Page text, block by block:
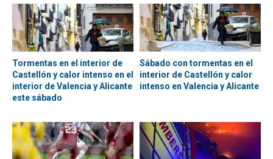
Tormentas en el interior de
Castellón y calor intenso en el
interior de Valencia y Alicante
este sábado
Sábado con tormentas en el
interior de Castellón y calor
intenso en Valencia y Alicante